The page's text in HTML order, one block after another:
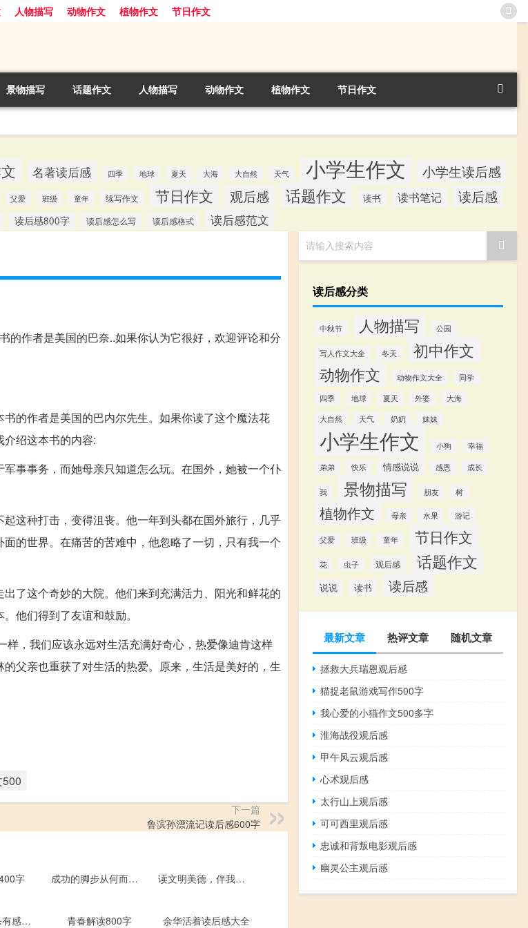
人物描写 动物作文 植物作文 节日作文
景物描写 话题作文 人物描写 动物作文 植物作文 节日作文
名著读后感 四季 地球 夏天 大海 大自然 天气 小学生作文 小学生读后感
父爱 班级 童年 续写作文 节日作文 观后感 话题作文 读书 读书笔记 读后感
读后感800字 读后感怎么写 读后感格式 读后感范文
的作者是美国的巴奈..如果你认为它很好，欢迎评论和分
的作者是美国的巴内尔先生。如果你读了这个魔法花
绍这本书的内容:
事事务，而她母亲只知道怎么玩。在国外，她被一个仆
这种打击，变得沮丧。他一年到头都在国外旅行，几乎
的世界。在痛苦的苦难中，他忽略了一切，只有我一个
了这个奇妙的大院。他们来到充满活力、阳光和鲜花的
他们得到了友谊和鼓励。
，我们应该永远对生活充满好奇心，热爱像迪肯这样
父亲也重获了对生活的热爱。原来，生活是美好的，生
下一篇
鲁滨孙漂流记读后感600字
字 成功的脚步从何而来700字 读文明美德，伴我成长有感作文600字
读南京大屠杀有感作文1200字 青春解读800字 余华活着读后感大全
请输入搜索内容
读后感分类
中秋节 人物描写 公园
写人作文大全 冬天 初中作文
动物作文 动物作文大全
同学
四季
地球 夏天 外婆
大海
大自然
天气 奶奶 妹妹
小学生作文 小狗 幸福
弟弟 快乐 情感说说 感恩 成长
我 景物描写 朋友 树
植物作文 母亲 水果 游记
父爱 班级 童年 节日作文
花 虫子 观后感 话题作文
说说 读书 读后感
最新文章 热评文章 随机文章
拯救大兵瑞恩观后感
猫捉老鼠游戏写作500字
我心爱的小猫作文500多字
淮海战役观后感
甲午风云观后感
心术观后感
太行山上观后感
可可西里观后感
忠诚和背叛电影观后感
幽灵公主观后感